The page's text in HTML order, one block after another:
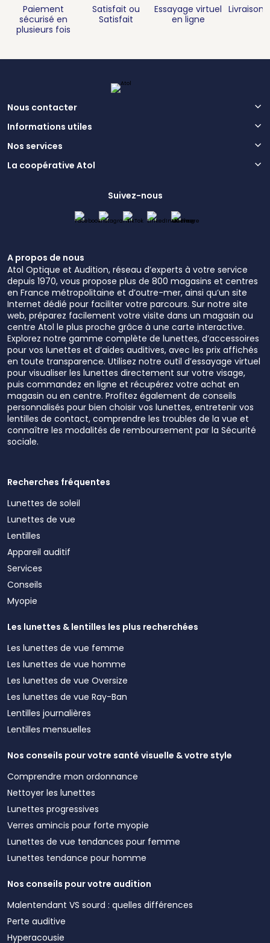
Paiement
sécurisé en
plusieurs fois
Satisfait ou
Satisfait
Essayage virtuel
en ligne
Livraison
Nous contacter
Informations utiles
Nos services
La coopérative Atol
Suivez-nous
A propos de nous
Atol Optique et Audition, réseau d’experts à votre service
depuis 1970, vous propose plus de 800 magasins et centres
en France métropolitaine et d’outre-mer, ainsi qu’un site
Internet dédié pour faciliter votre parcours. Sur notre site
web, préparez facilement votre visite dans un magasin ou
centre Atol le plus proche grâce à une carte interactive.
Explorez notre gamme complète de lunettes, d’accessoires
pour vos lunettes et d’aides auditives, avec les prix affichés
en toute transparence. Utilisez notre outil d’essayage virtuel
pour visualiser les lunettes directement sur votre visage,
puis commandez en ligne et récupérez votre achat en
magasin ou en centre. Profitez également de conseils
personnalisés pour bien choisir vos lunettes, entretenir vos
lentilles de contact, comprendre les troubles de la vue et
connaître les modalités de remboursement par la Sécurité
sociale.
Recherches fréquentes
Lunettes de soleil
Lunettes de vue
Lentilles
Appareil auditif
Services
Conseils
Myopie
Les lunettes & lentilles les plus recherchées
Les lunettes de vue femme
Les lunettes de vue homme
Les lunettes de vue Oversize
Les lunettes de vue Ray-Ban
Lentilles journalières
Lentilles mensuelles
Nos conseils pour votre santé visuelle & votre style
Comprendre mon ordonnance
Nettoyer les lunettes
Lunettes progressives
Verres amincis pour forte myopie
Lunettes de vue tendances pour femme
Lunettes tendance pour homme
Nos conseils pour votre audition
Malentendant VS sourd : quelles différences
Perte auditive
Hyperacousie